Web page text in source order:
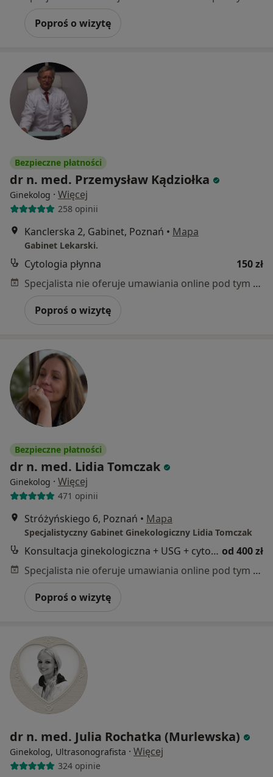
Poproś o wizytę
Bezpieczne płatności
dr n. med. Przemysław Kądziołka
Ginekolog · Więcej
258 opinii
Kanclerska 2, Gabinet, Poznań • Mapa
Gabinet Lekarski.
Cytologia płynna
150 zł
Specjalista nie oferuje umawiania online pod tym adresem.
Poproś o wizytę
Bezpieczne płatności
dr n. med. Lidia Tomczak
Ginekolog · Więcej
471 opinii
Stróżyńskiego 6, Poznań • Mapa
Specjalistyczny Gabinet Ginekologiczny Lidia Tomczak
Konsultacja ginekologiczna + USG + cytologia od 400 zł
Specjalista nie oferuje umawiania online pod tym adresem.
Poproś o wizytę
dr n. med. Julia Rochatka (Murlewska)
Ginekolog, Ultrasonografista · Więcej
324 opinie